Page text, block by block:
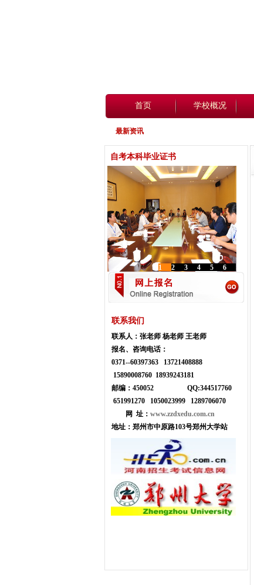
首页 学校概况
最新资讯
自考本科毕业证书
6
5
4
3
2
1
联系我们
联系人： 张老师 杨老师 王老师
报名、咨询电话：
0371--60397363 13721408888
15890008760 18939243181
邮编：450052 QQ:344517760
651991270 1050023999
1289706070
网 址： www.zzdxedu.com.cn
地址： 郑州市中原路103号郑州大学站